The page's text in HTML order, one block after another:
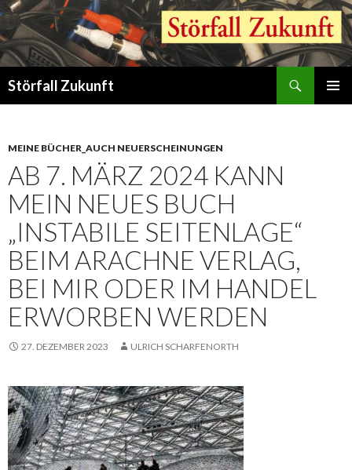
Störfall Zukunft
MEINE BÜCHER_AUCH NEUERSCHEINUNGEN
AB 7. MÄRZ 2024 KANN
MEIN NEUES BUCH
„INSTABILE SEITENLAGE“
BEIM ARACHNE VERLAG,
BEI MIR ODER IM HANDEL
ERWORBEN WERDEN
27. DEZEMBER 2023 ULRICH SCHARFENORTH